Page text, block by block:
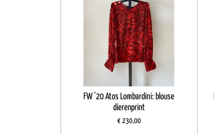
FW '20 Atos Lombardini: blouse
dierenprint
€ 230,00